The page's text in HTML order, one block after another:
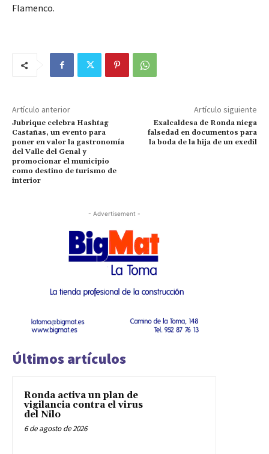
Flamenco.
Artículo anterior
Jubrique celebra Hashtag
Castañas, un evento para
poner en valor la gastronomía
del Valle del Genal y
promocionar el municipio
como destino de turismo de
interior
Artículo siguiente
Exalcaldesa de Ronda niega
falsedad en documentos para
la boda de la hija de un exedil
- Advertisement -
Últimos artículos
Ronda activa un plan de
vigilancia contra el virus
del Nilo
6 de agosto de 2026